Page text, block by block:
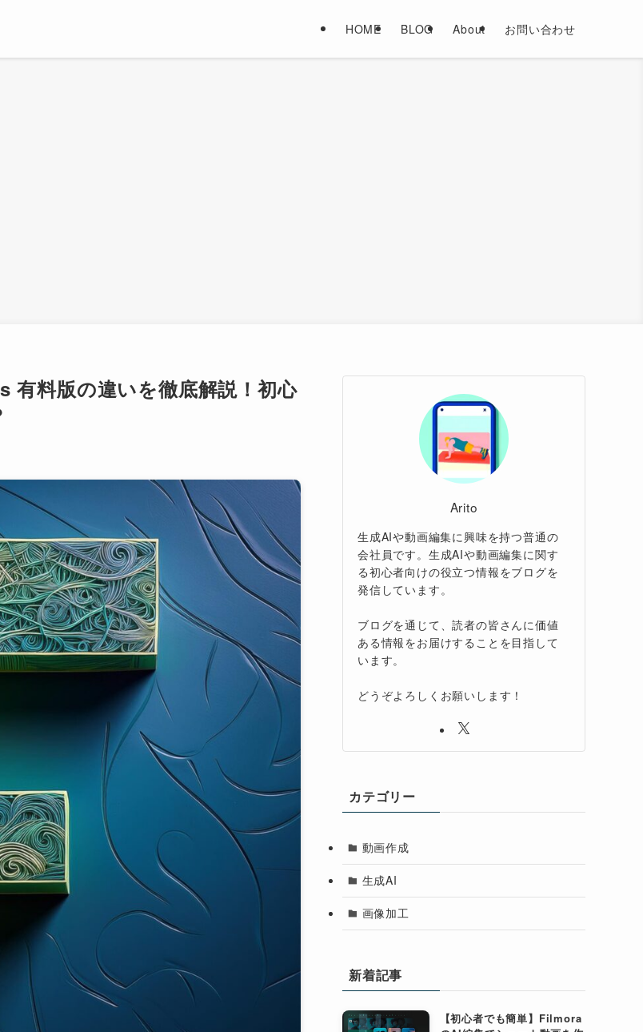
HOME BLOG About お問い合わせ
有料版の違いを徹底解説！初心
Arito
生成AIや動画編集に興味を持つ普通の
会社員です。生成AIや動画編集に関す
る初心者向けの役立つ情報をブログを
発信しています。
ブログを通じて、読者の皆さんに価値
ある情報をお届けすることを目指して
います。
どうぞよろしくお願いします！
カテゴリー
動画作成
生成AI
画像加工
新着記事
【初心者でも簡単】Filmora